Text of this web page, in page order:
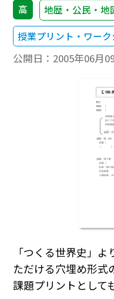
高
地歴・公民・地
授業プリント・ワーク
公開日： 2005年06月
「つくる世界史」
ただける穴埋め形式
課題プリントとして